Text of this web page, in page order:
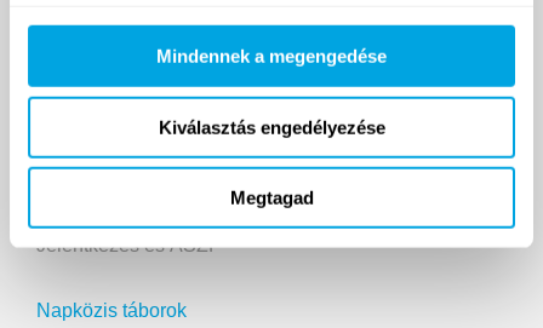
Mindennek a megengedése
Kiválasztás engedélyezése
Megtagad
2007 ÓTA
Funside School
Tanfolyamok
Jelentkezés és ÁSZF
Napközis táborok